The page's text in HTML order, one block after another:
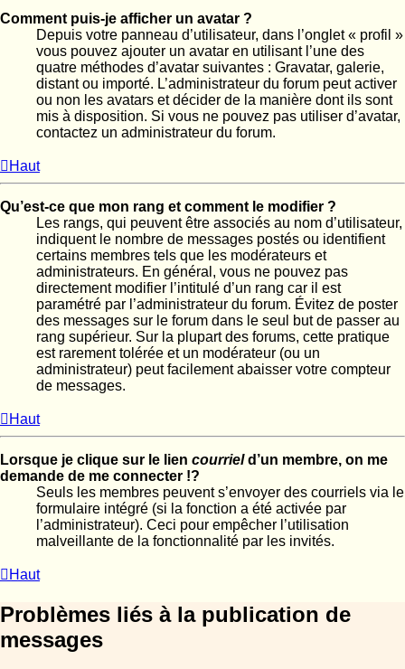
Comment puis-je afficher un avatar ?
Depuis votre panneau d’utilisateur, dans l’onglet « profil »
vous pouvez ajouter un avatar en utilisant l’une des
quatre méthodes d’avatar suivantes : Gravatar, galerie,
distant ou importé. L’administrateur du forum peut activer
ou non les avatars et décider de la manière dont ils sont
mis à disposition. Si vous ne pouvez pas utiliser d’avatar,
contactez un administrateur du forum.
Haut
Qu’est-ce que mon rang et comment le modifier ?
Les rangs, qui peuvent être associés au nom d’utilisateur,
indiquent le nombre de messages postés ou identifient
certains membres tels que les modérateurs et
administrateurs. En général, vous ne pouvez pas
directement modifier l’intitulé d’un rang car il est
paramétré par l’administrateur du forum. Évitez de poster
des messages sur le forum dans le seul but de passer au
rang supérieur. Sur la plupart des forums, cette pratique
est rarement tolérée et un modérateur (ou un
administrateur) peut facilement abaisser votre compteur
de messages.
Haut
Lorsque je clique sur le lien courrield’un membre, on me
demande de me connecter !?
Seuls les membres peuvent s’envoyer des courriels via le
formulaire intégré (si la fonction a été activée par
l’administrateur). Ceci pour empêcher l’utilisation
malveillante de la fonctionnalité par les invités.
Haut
Problèmes liés à la publication de
messages